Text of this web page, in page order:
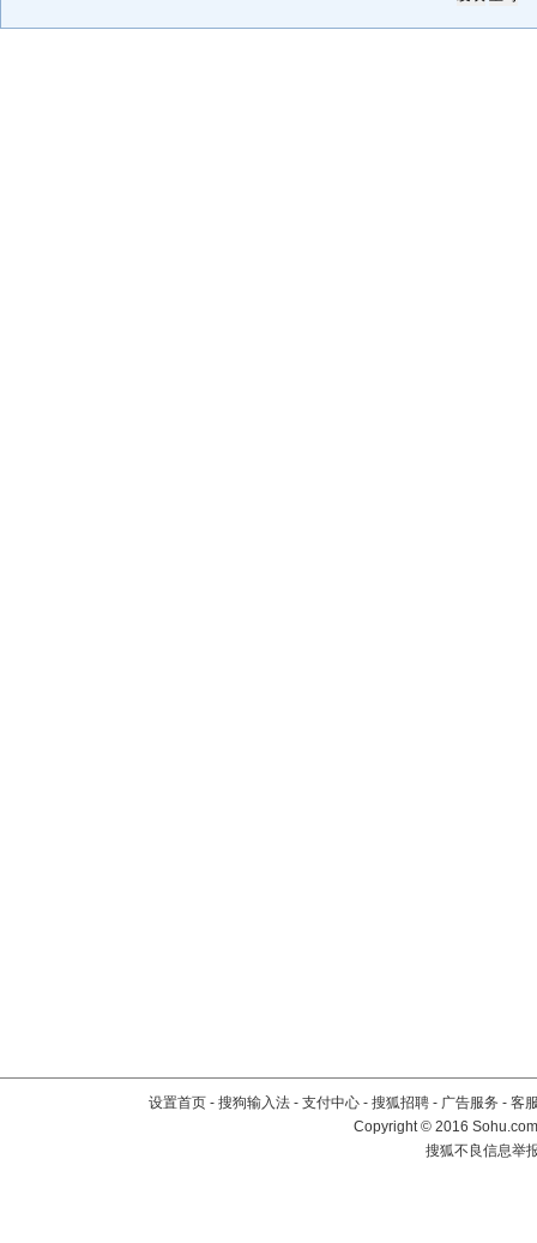
设置首页 - 搜狗输入法 - 支付中心 - 搜狐招聘 - 广告服务 - 客
Copyright©2016
搜狐不良信息举